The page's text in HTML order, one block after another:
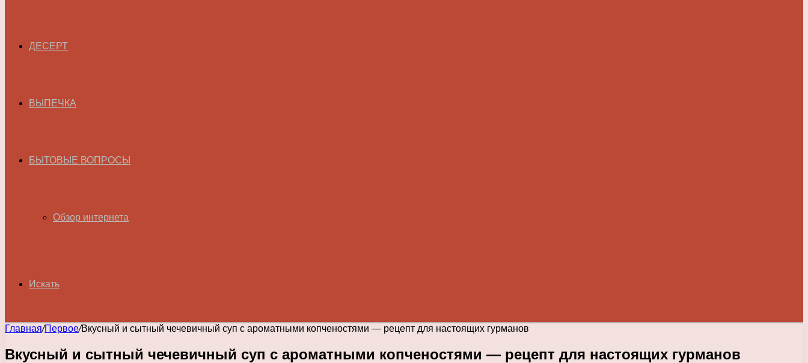
ДЕСЕРТ
ВЫПЕЧКА
БЫТОВЫЕ ВОПРОСЫ
Обзор интернета
Искать
Главная/Первое/Вкусный и сытный чечевичный суп с ароматными копченостями — рецепт для настоящих гурманов
Вкусный и сытный чечевичный суп с ароматными копченостями — рецепт для настоящих гурманов